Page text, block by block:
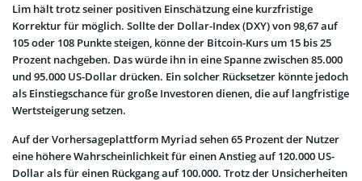
Lim hält trotz seiner positiven Einschätzung eine kurzfristige
Korrektur für möglich. Sollte der Dollar-Index (DXY) von 98,67 auf
105 oder 108 Punkte steigen, könne der Bitcoin-Kurs um 15 bis 25
Prozent nachgeben. Das würde ihn in eine Spanne zwischen 85.000
und 95.000 US-Dollar drücken. Ein solcher Rücksetzer könnte jedoch
als Einstiegschance für große Investoren dienen, die auf langfristige
Wertsteigerung setzen.
Auf der Vorhersageplattform Myriad sehen 65 Prozent der Nutzer
eine höhere Wahrscheinlichkeit für einen Anstieg auf 120.000 US-
Dollar als für einen Rückgang auf 100.000. Trotz der Unsicherheiten